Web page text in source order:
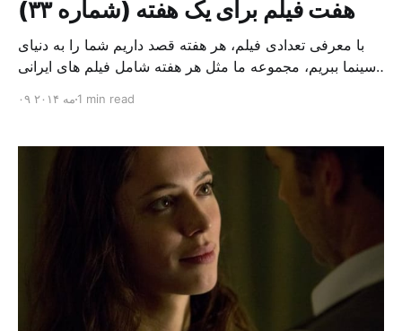
هفت فیلم برای یک هفته (شماره ۳۳)
با معرفی تعدادی فیلم، هر هفته قصد داریم شما را به دنیای
سینما ببریم، مجموعه ما مثل هر هفته شامل فیلم های ایرانی
“حیاط خلوت خانه خورشید”، مستند زیبایی از “بنی اعتماد” و
۰۹ مه ۲۰۱۴ 1 min read